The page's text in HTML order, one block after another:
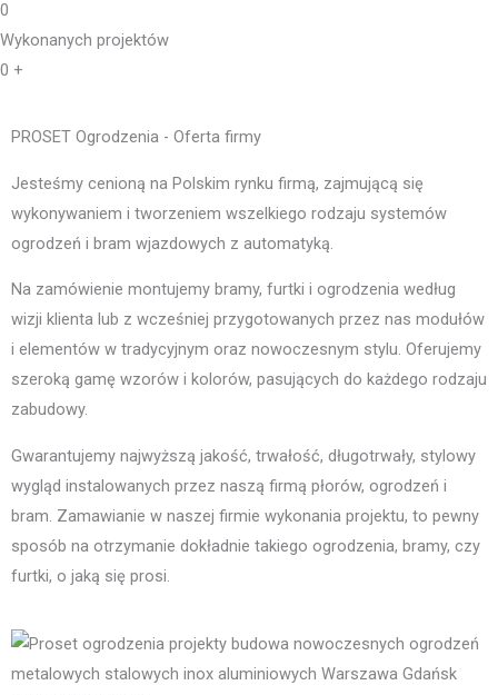
0
Wykonanych projektów
0 +
PROSET Ogrodzenia - Oferta firmy
Jesteśmy cenioną na Polskim rynku firmą, zajmującą się
wykonywaniem i tworzeniem wszelkiego rodzaju systemów
ogrodzeń i bram wjazdowych z automatyką.
Na zamówienie montujemy bramy, furtki i ogrodzenia według
wizji klienta lub z wcześniej przygotowanych przez nas modułów
i elementów w tradycyjnym oraz nowoczesnym stylu. Oferujemy
szeroką gamę wzorów i kolorów, pasujących do każdego rodzaju
zabudowy.
Gwarantujemy najwyższą jakość, trwałość, długotrwały, stylowy
wygląd instalowanych przez naszą firmą płorów, ogrodzeń i
bram. Zamawianie w naszej firmie wykonania projektu, to pewny
sposób na otrzymanie dokładnie takiego ogrodzenia, bramy, czy
furtki, o jaką się prosi.